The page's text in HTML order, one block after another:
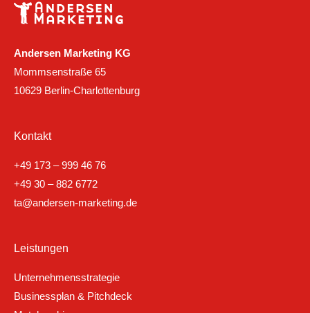
Andersen Marketing KG
Mommsenstraße 65
10629 Berlin-Charlottenburg
Kontakt
+49 173 – 999 46 76
+49 30 – 882 6772
ta@andersen-marketing.de
Leistungen
Unternehmensstrategie
Businessplan & Pitchdeck